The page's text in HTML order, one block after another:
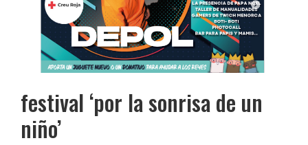
festival ‘por la sonrisa de un
niño’